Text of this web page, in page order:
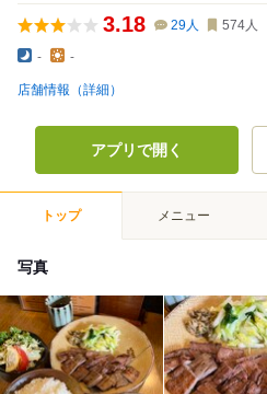
3.18 29人 574人
- -
店舗情報（詳細）
アプリで開く
トップ メニュー
写真